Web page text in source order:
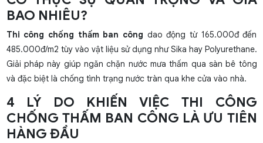
BAO NHIÊU?
Thi công chống thấm ban công dao động từ 165.000đ đến
485.000đ/m2 tùy vào vật liệu sử dụng như Sika hay Polyurethane.
Giải pháp này giúp ngăn chặn nước mưa thấm qua sàn bê tông
và đặc biệt là chống tình trạng nước tràn qua khe cửa vào nhà.
4 LÝ DO KHIẾN VIỆC THI CÔNG
CHỐNG THẤM BAN CÔNG LÀ ƯU TIÊN
HÀNG ĐẦU